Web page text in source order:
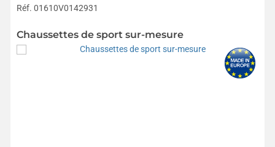
Réf. 01610V0142931
Chaussettes de sport sur-mesure